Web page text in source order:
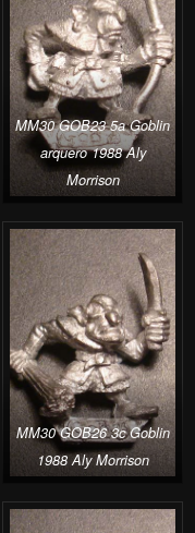
MM30 GOB23 5a Goblin
arquero 1988 Aly
Morrison
MM30 GOB26 3c Goblin
1988 Aly Morrison